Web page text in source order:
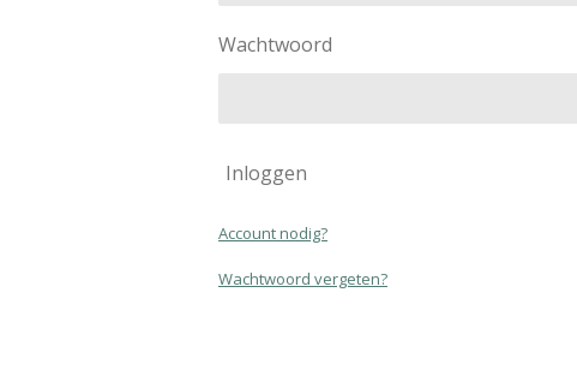
Wachtwoord
Inloggen
Account nodig?
Wachtwoord vergeten?